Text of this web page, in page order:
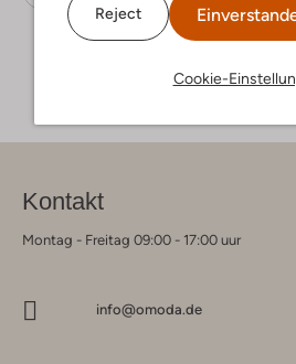
Reject
Cookie-
Kontakt
Montag - Freitag 09:00 - 17:00 uur
info@omoda.de